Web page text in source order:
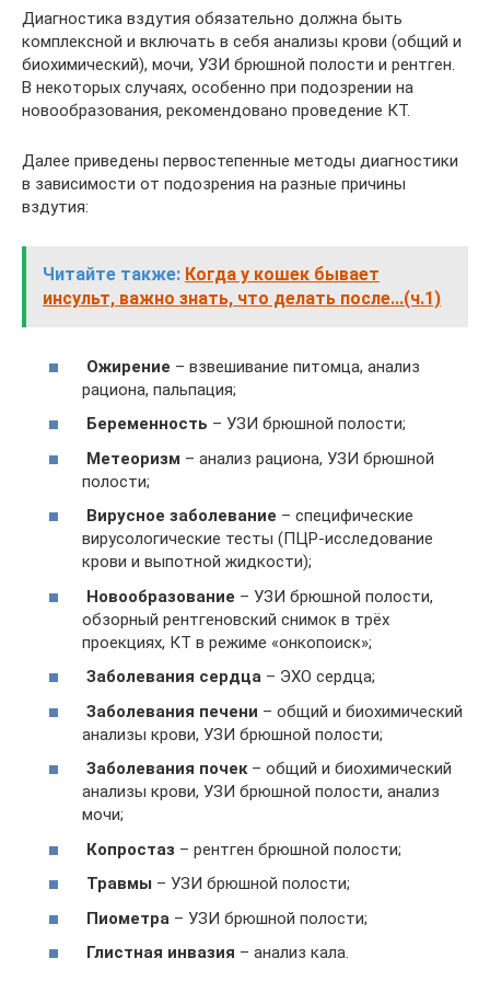
Диагностика вздутия обязательно должна быть
комплексной и включать в себя анализы крови (общий и
биохимический), мочи, УЗИ брюшной полости и рентген.
В некоторых случаях, особенно при подозрении на
новообразования, рекомендовано проведение КТ.
Далее приведены первостепенные методы диагностики
в зависимости от подозрения на разные причины
вздутия:
Читайте также: Когда у кошек бывает
инсульт, важно знать, что делать после...(ч.1)
Ожирение – взвешивание питомца, анализ
рациона, пальпация;
Беременность – УЗИ брюшной полости;
Метеоризм – анализ рациона, УЗИ брюшной
полости;
Вирусное заболевание – специфические
вирусологические тесты (ПЦР-исследование
крови и выпотной жидкости);
Новообразование – УЗИ брюшной полости,
обзорный рентгеновский снимок в трёх
проекциях, КТ в режиме «онкопоиск»;
Заболевания сердца – ЭХО сердца;
Заболевания печени – общий и биохимический
анализы крови, УЗИ брюшной полости;
Заболевания почек– общий и биохимический
анализы крови, УЗИ брюшной полости, анализ
мочи;
Копростаз – рентген брюшной полости;
Травмы – УЗИ брюшной полости;
Пиометра – УЗИ брюшной полости;
Глистная инвазия – анализ кала.